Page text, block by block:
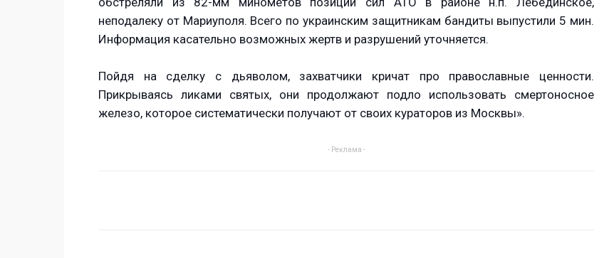
неподалеку от Мариуполя. Всего по украинским защитникам бандиты выпустили 5 мин.
Информация касательно возможных жертв и разрушений уточняется.
Пойдя на сделку с дьяволом, захватчики кричат про православные ценности.
Прикрываясь ликами святых, они продолжают подло использовать смертоносное
железо, которое систематически получают от своих кураторов из Москвы».
- Реклама -